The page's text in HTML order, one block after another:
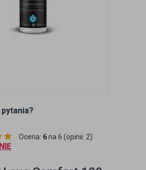
Ocena: 6na 6 (opinii: 2)